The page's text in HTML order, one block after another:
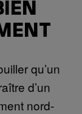
qu’un
d’un
nord-